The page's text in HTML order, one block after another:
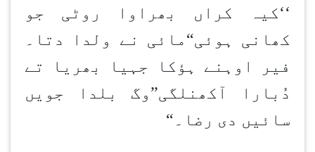
‘‘کیہ کراں بھراوا روٹی جو
کھانی ہوئی“مائی نے ولدا دتا۔
فیر اوہنے ہؤکا جہیا بھریا تے
دُبارا آکھن لگی”وگ بلدا جویں
سائیں دی رضا۔ “